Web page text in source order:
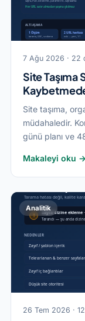
7 Ağu 2026 · 22
Site
Site taşıma,
müdahaledir.
günü planı ve
Makaleyi oku →
Analitik
26 Tem 2026 ·